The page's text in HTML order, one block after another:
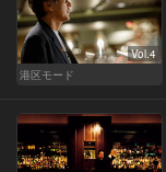
Vol.4
港区モード